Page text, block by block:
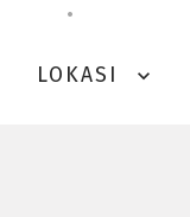
LOKASI expand_more